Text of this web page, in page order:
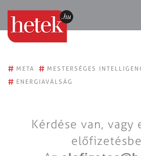
# META # MESTERSÉGES
# ENERGIAVÁLSÁG
Kérdése van, vagy